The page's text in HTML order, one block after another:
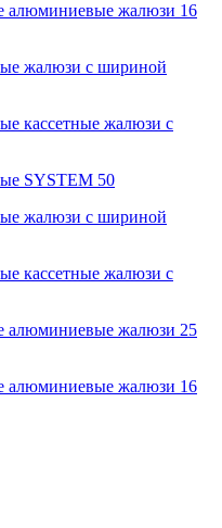
алюминиевые жалюзи 16
жалюзи с шириной
кассетные жалюзи с
SYSTEM 50
жалюзи с шириной
кассетные жалюзи с
алюминиевые жалюзи 25
алюминиевые жалюзи 16